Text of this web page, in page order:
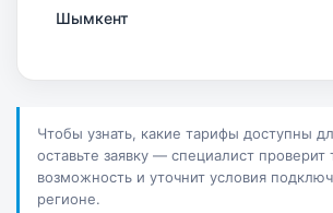
Шымкент
Петропавловск
Чтобы узнать, какие тарифы доступны
оставьте заявку — специалист проверит
возможность и уточнит условия
регионе.